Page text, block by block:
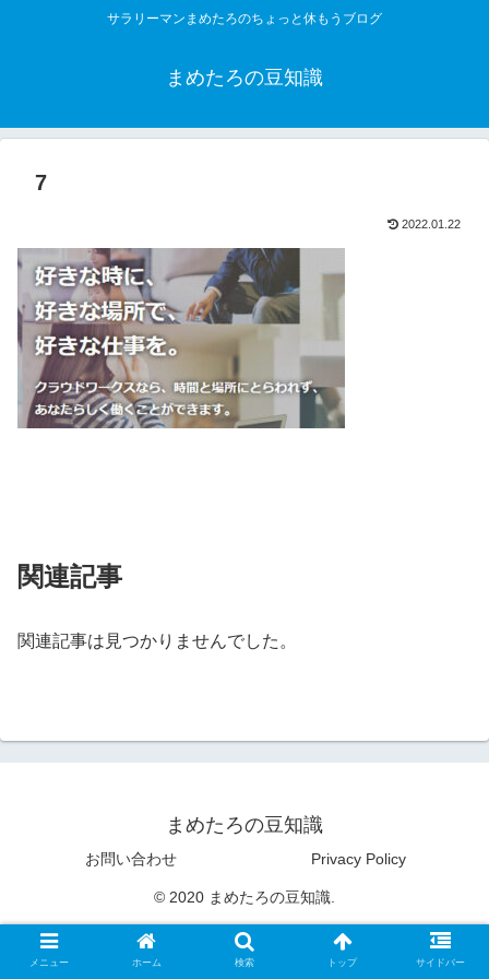
サラリーマンまめたろのちょっと休もうブログ
まめたろの豆知識
7
2022.01.22
関連記事
関連記事は見つかりませんでした。
まめたろの豆知識
お問い合わせ Privacy Policy
© 2020 まめたろの豆知識.
メニュー ホーム 検索 トップ サイドバー